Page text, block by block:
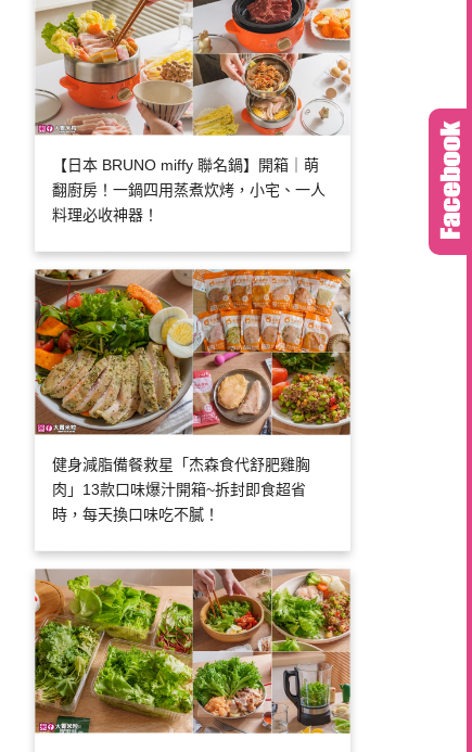
【日本 BRUNO miffy 聯名鍋】開箱｜萌
翻廚房！一鍋四用蒸煮炊烤，小宅、一人
料理必收神器！
健身減脂備餐救星「杰森食代舒肥雞胸
肉」13款口味爆汁開箱~拆封即食超省
時，每天換口味吃不膩！